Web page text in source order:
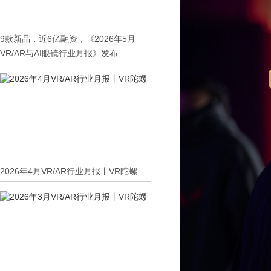
9款新品，近6亿融资，《2026年5月
VR/AR与AI眼镜行业月报》发布
2026年4月VR/AR行业月报丨VR陀螺